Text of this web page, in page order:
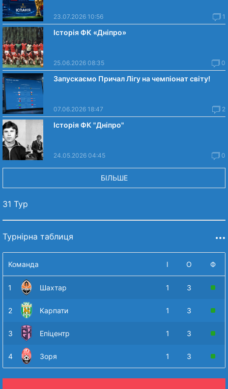
23.07.2026 10:56 1
Історія ФК «Дніпро»
25.06.2026 08:35 0
Запускаємо Причал Лігу на чемпіонат світу!
07.06.2026 18:47 2
Історія ФК "Дніпро"
24.05.2026 04:45 0
БІЛЬШЕ
31 Тур
Турнірна таблиця
Команда І О Ф
1 Шахтар 1 3
2 Карпати 1 3
3 Епіцентр 1 3
4 Зоря 1 3